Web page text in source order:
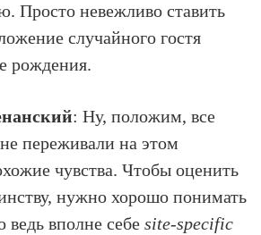
Просто невежливо ставить
случайного гостя
рождения.
: Ну, положим, все
переживали на этом
чувства. Чтобы оценить
нужно хорошо понимать
ведь вполне себеsite-specific